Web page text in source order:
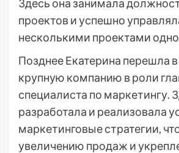
Здесь она занимала
проектов и успешно
несколькими проектами
Позднее Екатерина перешла
крупную компанию в роли
специалиста по маркетингу.
разработала и реализовала
маркетинговые стратегии,
увеличению продаж и